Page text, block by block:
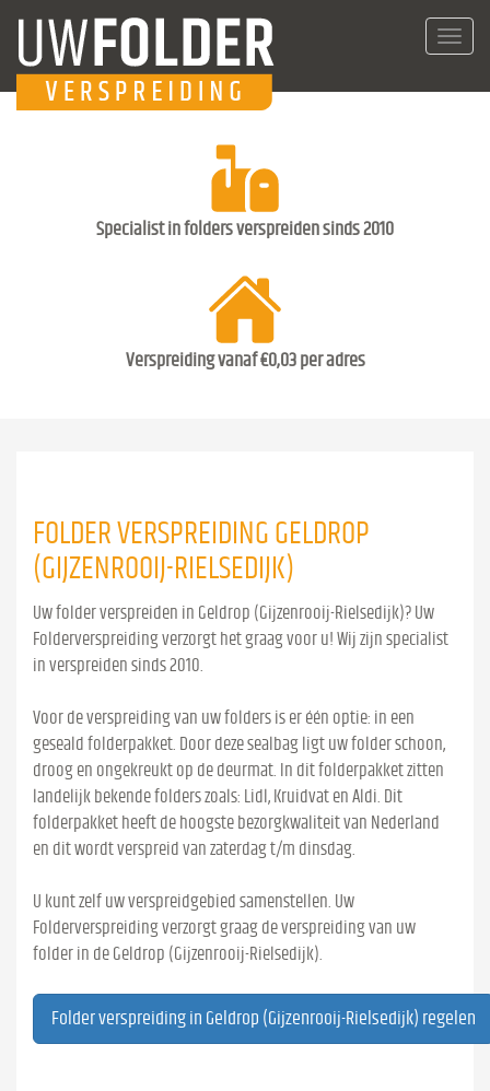
Specialist in folders verspreiden sinds 2010
Verspreiding vanaf €0,03 per adres
FOLDER VERSPREIDING GELDROP
(GIJZENROOIJ-RIELSEDIJK)
Uw folder verspreiden in Geldrop (Gijzenrooij-Rielsedijk)? Uw
Folderverspreiding verzorgt het graag voor u! Wij zijn specialist
in verspreiden sinds 2010.
Voor de verspreiding van uw folders is er één optie: in een
geseald folderpakket. Door deze sealbag ligt uw folder schoon,
droog en ongekreukt op de deurmat. In dit folderpakket zitten
landelijk bekende folders zoals: Lidl, Kruidvat en Aldi. Dit
folderpakket heeft de hoogste bezorgkwaliteit van Nederland
en dit wordt verspreid van zaterdag t/m dinsdag.
U kunt zelf uw verspreidgebied samenstellen. Uw
Folderverspreiding verzorgt graag de verspreiding van uw
folder in de Geldrop (Gijzenrooij-Rielsedijk).
Folder verspreiding in Geldrop (Gijzenrooij-Rielsedijk) regelen